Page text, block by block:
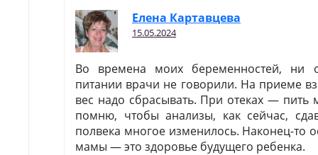
Елена Картавцева
15.05.2024
Во времена моих беременностей, ни
питании врачи не говорили. На приеме
вес надо сбрасывать. При отеках —
помню, чтобы анализы, как сейчас,
полвека многое изменилось. Наконец-то
мамы — это здоровье будущего ребенка.